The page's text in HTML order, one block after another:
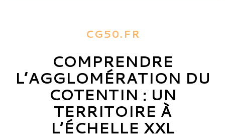
CG50.FR
COMPRENDRE
L’AGGLOMÉRATION DU
COTENTIN : UN
TERRITOIRE À
L’ÉCHELLE XXL